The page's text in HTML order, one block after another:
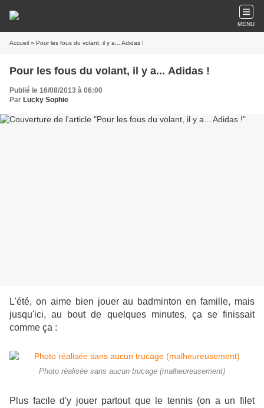
MENU
Accueil » Pour les fous du volant, il y a... Adidas !
Pour les fous du volant, il y a... Adidas !
Publié le 16/08/2013 à 06:00
Par Lucky Sophie
L'été, on aime bien jouer au badminton en famille, mais
jusqu'ici, au bout de quelques minutes, ça se finissait
comme ça :
Photo réalisée sans aucun trucage (malheureusement)
Plus facile d'y jouer partout que le tennis (on a un filet